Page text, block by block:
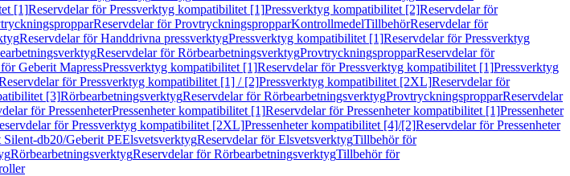
[1]Reservdelar för Pressverktyg kompatibilitet [1]Pressverktyg kompatibilitet [2]Reservdelar för
Reservdelar för ProvtryckningspropparKontrollmedelTillbehörReservdelar för
Reservdelar för Handdrivna pressverktygPressverktyg kompatibilitet [1]Reservdelar för Pressverktyg
Reservdelar för RörbearbetningsverktygProvtryckningspropparReservdelar för
Geberit MapressPressverktyg kompatibilitet [1]Reservdelar för Pressverktyg kompatibilitet [1]Pressverktyg
för Pressverktyg kompatibilitet [1] / [2]Pressverktyg kompatibilitet [2XL]Reservdelar för
[3]RörbearbetningsverktygReservdelar för RörbearbetningsverktygProvtryckningspropparReservdelar
för PressenheterPressenheter kompatibilitet [1]Reservdelar för Pressenheter kompatibilitet [1]Pressenheter
för Pressverktyg kompatibilitet [2XL]Pressenheter kompatibilitet [4]/[2]Reservdelar för Pressenheter
db20/Geberit PEElsvetsverktygReservdelar för ElsvetsverktygTillbehör för
RörbearbetningsverktygReservdelar för RörbearbetningsverktygTillbehör för